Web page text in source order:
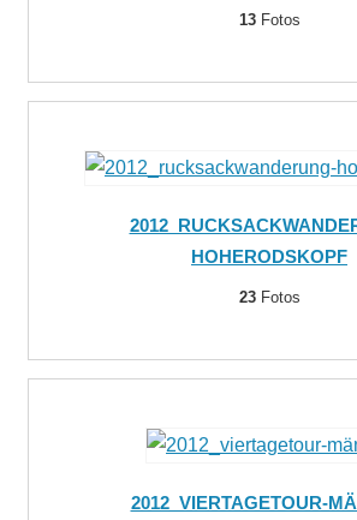
13Fotos
HOHERODSKOPF
23Fotos
2012_VIERTAGETOUR-